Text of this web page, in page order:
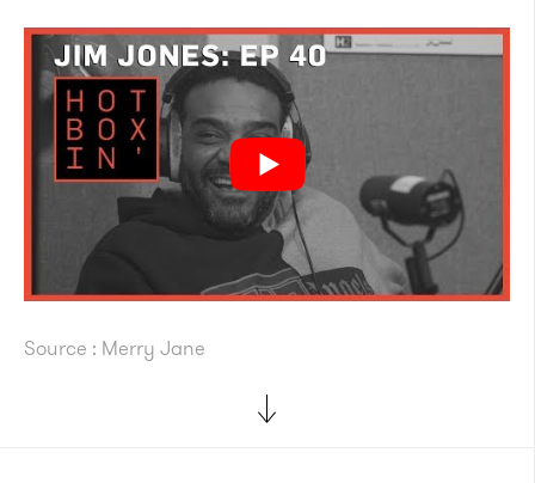
Source : Merry Jane